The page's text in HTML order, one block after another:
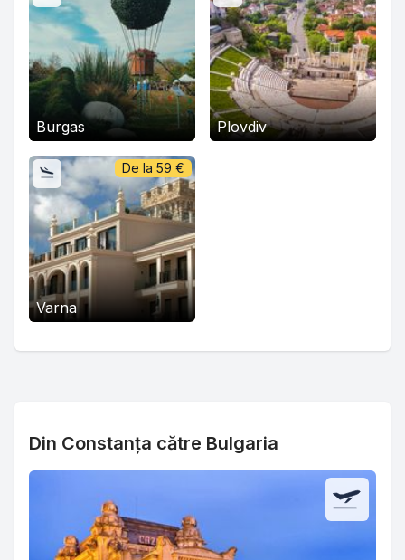
Burgas Plovdiv
Varna
De la 59 €
Din Constanța către Bulgaria